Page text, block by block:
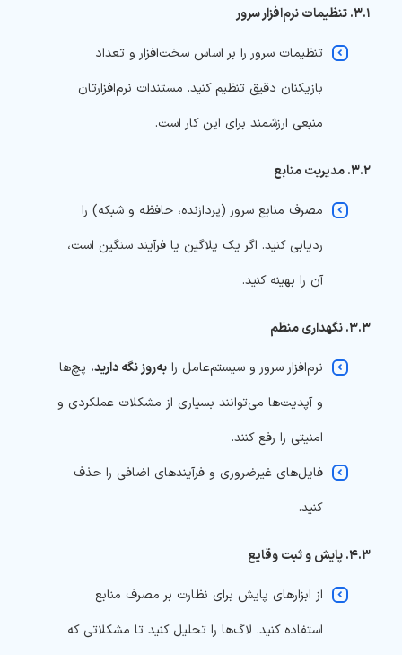
۳.۱. تنظیمات نرم‌افزار سرور
تنظیمات سرور را بر اساس سخت‌افزار و تعداد
بازیکنان دقیق تنظیم کنید. مستندات نرم‌افزارتان
منبعی ارزشمند برای این کار است.
۳.۲. مدیریت منابع
مصرف منابع سرور (پردازنده، حافظه و شبکه) را
ردیابی کنید. اگر یک پلاگین یا فرآیند سنگین است،
آن را بهینه کنید.
۳.۳. نگهداری منظم
نرم‌افزار سرور و سیستم‌عامل را به‌روز نگه دارید. پچ‌ها
و آپدیت‌ها می‌توانند بسیاری از مشکلات عملکردی و
امنیتی را رفع کنند.
فایل‌های غیرضروری و فرآیندهای اضافی را حذف
کنید.
۴.۳. پایش و ثبت وقایع
از ابزارهای پایش برای نظارت بر مصرف منابع
استفاده کنید. لاگ‌ها را تحلیل کنید تا مشکلاتی که